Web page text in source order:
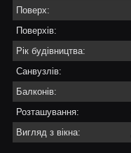
Поверх:
Поверхів:
Рік будівництва:
Санвузлів:
Балконів:
Розташування:
Вигляд з вікна: